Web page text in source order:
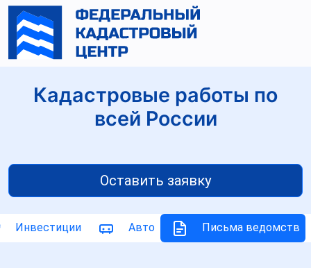
Кадастровые работы по
всей России
Оставить заявку
Инвестиции Авто Письма ведомств